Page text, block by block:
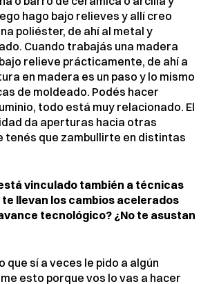
hago bajo relieves y allí creo
poliéster, de ahí al metal y
Cuando trabajás una madera
relieve prácticamente, de ahí a
en madera es un paso y lo mismo
de moldeado. Podés hacer
todo está muy relacionado. El
da aperturas hacia otras
tenés que zambullirte en distintas
vinculado también a técnicas
te llevan los cambios acelerados
tecnológico? ¿No te asustan
que sí a veces le pido a algún
esto porque vos lo vas a hacer